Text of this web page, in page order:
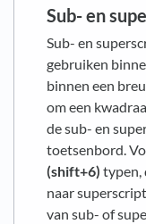
Sub- en
Sub- en
gebruiken
binnen een
om een
de sub- en
toetsenbord.
(shift+6) typen,
naar
van sub- of